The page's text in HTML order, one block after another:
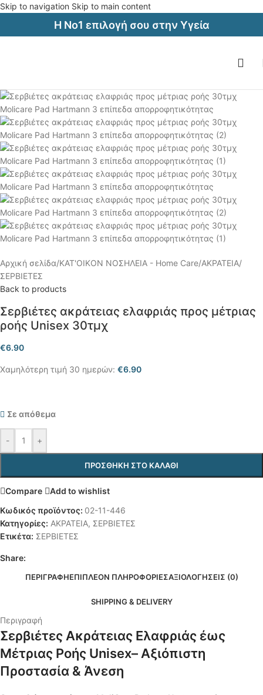
Skip to navigation Skip to main content
Η Νο1 επιλογή σου στην Υγεία
Αρχική σελίδα/ΚΑΤ'ΟΙΚΟΝ ΝΟΣΗΛΕΙΑ - Home Care/ΑΚΡΑΤΕΙΑ/
ΣΕΡΒΙΕΤΕΣ
Back to products
Σερβιέτες ακράτειας ελαφριάς προς μέτριας
ροής Unisex 30τμχ
€6.90
Χαμηλότερη τιμή 30 ημερών: €6.90
Σε απόθεμα
- +
ΠΡΟΣΘΉΚΗ ΣΤΟ ΚΑΛΆΘΙ
Compare
Add to wishlist
Κωδικός προϊόντος: 02-11-446
Κατηγορίες: ΑΚΡΑΤΕΙΑ, ΣΕΡΒΙΕΤΕΣ
Ετικέτα: ΣΕΡΒΙΕΤΕΣ
Share:
ΠΕΡΙΓΡΑΦΉΕΠΙΠΛΈΟΝ ΠΛΗΡΟΦΟΡΊΕΣΑΞΙΟΛΟΓΉΣΕΙΣ (0)
SHIPPING & DELIVERY
Περιγραφή
Σερβιέτες Ακράτειας Ελαφριάς έως
Μέτριας Ροής Unisex– Αξιόπιστη
Προστασία & Άνεση